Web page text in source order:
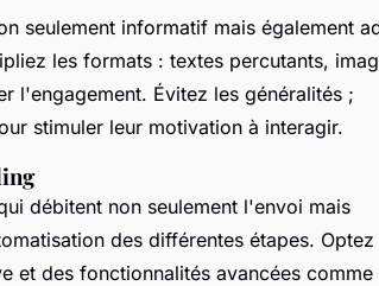
seulement informatif mais également
les formats : textes percutants,
l'engagement. Évitez les généralités ;
stimuler leur motivation à interagir.
débitent non seulement l'envoi mais
des différentes étapes.
et des fonctionnalités avancées comme